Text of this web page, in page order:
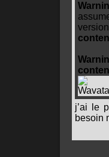
j’ai le
besoin